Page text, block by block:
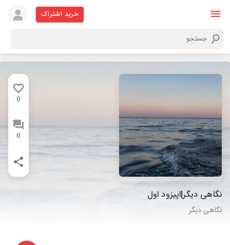
خرید اشتراک
0
0
نگاهی دیگر|اپیزود اول
نگاهی دیگر